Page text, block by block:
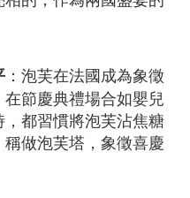
：泡芙在法國成為象徵
節慶典禮場合如嬰兒
都習慣將泡芙沾焦糖
做泡芙塔，象徵喜慶